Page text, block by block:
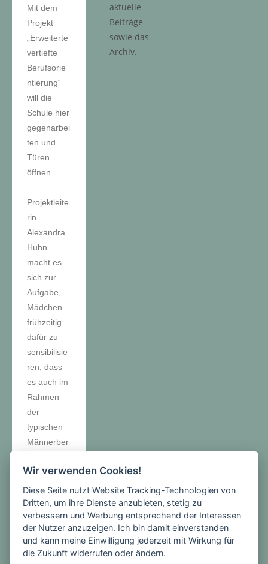
aktuelle
Beiträge
sowie das
Archiv.
Mit dem
Projekt
„Erweiterte
vertiefte
Berufsorie
ntierung“
will die
Schule hier
gegenarbei
ten und
Türen
öffnen.
Projektleite
rin
Alexandra
Huhn
macht es
sich zur
Aufgabe,
Mädchen
frühzeitig
dafür zu
sensibilisie
ren, dass
es auch im
Rahmen
der
typischen
Männerber
Mädchen
möglich
werden
kann, hier
einzusteige
n und zum
Wir verwenden Cookies!
Diese Seite nutzt Website Tracking-Technologien von
Dritten, um ihre Dienste anzubieten, stetig zu
verbessern und Werbung entsprechend der Interessen
der Nutzer anzuzeigen. Ich bin damit einverstanden
und kann meine Einwilligung jederzeit mit Wirkung für
die Zukunft widerrufen oder ändern.